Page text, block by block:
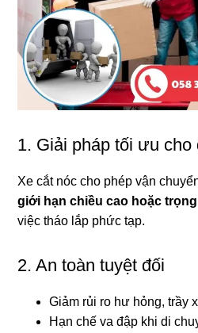
1. Giải pháp tối ưu
Xe cắt nóc cho phép vận
giới hạn chiều cao hoặc
việc tháo lắp phức tạp.
2. An toàn tuyệt đối
Giảm rủi ro hư hỏng, trầy
Hạn chế va đập khi di